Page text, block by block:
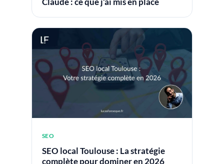
SEO
SEO local Toulouse : La stratégie
complète pour dominer en 2026